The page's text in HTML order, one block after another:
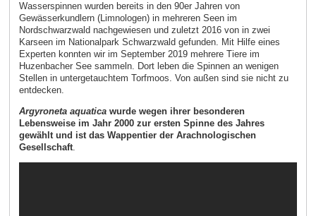
Wasserspinnen wurden bereits in den 90er Jahren von
Gewässerkundlern (Limnologen) in mehreren Seen im
Nordschwarzwald nachgewiesen und zuletzt 2016 von in zwei
Karseen im Nationalpark Schwarzwald gefunden. Mit Hilfe eines
Experten konnten wir im September 2019 mehrere Tiere im
Huzenbacher See sammeln. Dort leben die Spinnen an wenigen
Stellen in untergetauchtem Torfmoos. Von außen sind sie nicht zu
entdecken.
Argyroneta aquaticawurde wegen ihrer besonderen
Lebensweise im Jahr 2000 zur ersten Spinne des Jahres
gewählt und ist das Wappentier der Arachnologischen
Gesellschaft.